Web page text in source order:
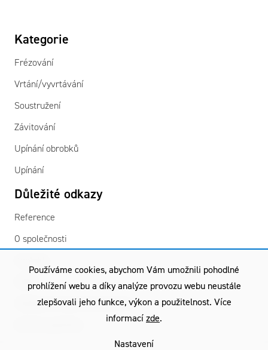
Používáme cookies, abychom Vám umožnili pohodlné
prohlížení webu a díky analýze provozu webu neustále
zlepšovali jeho funkce, výkon a použitelnost. Více
informací zde.
Nastavení
Kategorie
Frézování
Vrtání/vyvrtávání
Soustružení
Závitování
Upínání obrobků
Upínání
Důležité odkazy
Reference
O společnosti
GDPR
Všeobecné obchodní podmínky